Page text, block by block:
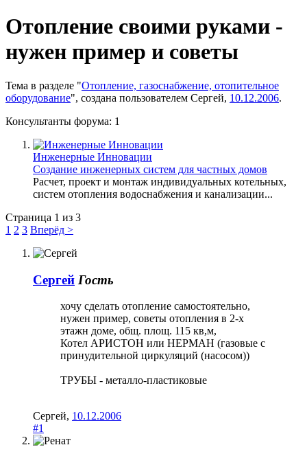
Отопление своими руками -
нужен пример и советы
Тема в разделе "Отопление, газоснабжение, отопительное
оборудование", создана пользователем Сергей, 10.12.2006.
Консультанты форума: 1
Инженерные Инновации
Создание инженерных систем для частных домов
Расчет, проект и монтаж индивидуальных котельных,
систем отопления водоснабжения и канализации...
Страница 1 из 3
1 2 3 Вперёд >
Сергей Гость
хочу сделать отопление самостоятельно,
нужен пример, советы отопления в 2-х
этажн доме, общ. площ. 115 кв,м,
Котел АРИСТОН или НЕРМАН (газовые с
принудительной циркуляций (насосом))
ТРУБЫ - металло-пластиковые
Сергей, 10.12.2006
#1